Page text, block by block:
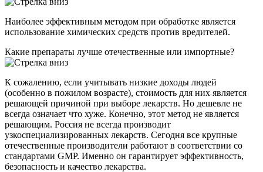
Наиболее эффективным методом при обработке является
использование химических средств против вредителей.
Какие препараты лучше отечественные или импортные?
К сожалению, если учитывать низкие доходы людей
(особенно в пожилом возрасте), стоимость для них является
решающей причиной при выборе лекарств. Но дешевле не
всегда означает что хуже. Конечно, этот метод не является
решающим. Россия не всегда производит
узкоспециализированных лекарств. Сегодня все крупные
отечественные производители работают в соответствии со
стандартами GMP. Именно он гарантирует эффективность,
безопасность и качество лекарства.